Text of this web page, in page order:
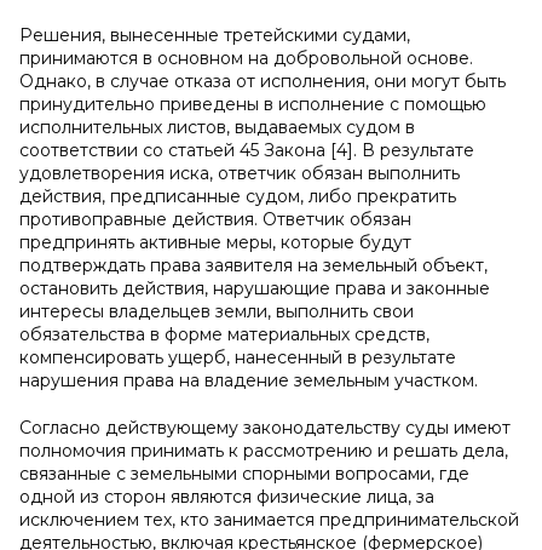
Решения, вынесенные третейскими судами,
принимаются в основном на добровольной основе.
Однако, в случае отказа от исполнения, они могут быть
принудительно приведены в исполнение с помощью
исполнительных листов, выдаваемых судом в
соответствии со статьей 45 Закона [4]. В результате
удовлетворения иска, ответчик обязан выполнить
действия, предписанные судом, либо прекратить
противоправные действия. Ответчик обязан
предпринять активные меры, которые будут
подтверждать права заявителя на земельный объект,
остановить действия, нарушающие права и законные
интересы владельцев земли, выполнить свои
обязательства в форме материальных средств,
компенсировать ущерб, нанесенный в результате
нарушения права на владение земельным участком.
Согласно действующему законодательству суды имеют
полномочия принимать к рассмотрению и решать дела,
связанные с земельными спорными вопросами, где
одной из сторон являются физические лица, за
исключением тех, кто занимается предпринимательской
деятельностью, включая крестьянское (фермерское)